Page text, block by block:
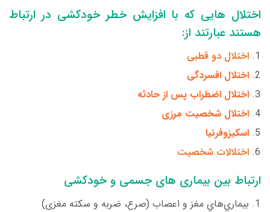
اختلال هایی که با افزایش خطر خودکشی در ارتباط
هستند عبارتند از:
اختلال دو قطبی
اختلال افسردگی
اختلال اضطراب پس از حادثه
اختلال شخصیت مرزی
اسکیزوفرنیا
اختلالات شخصیت
ارتباط بین بیماری های جسمی و خودکشی
بيماري‌هاي مغز و اعصاب (صرع، ضربه و سکته مغزی)